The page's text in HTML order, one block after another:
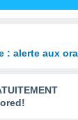
: alerte aux